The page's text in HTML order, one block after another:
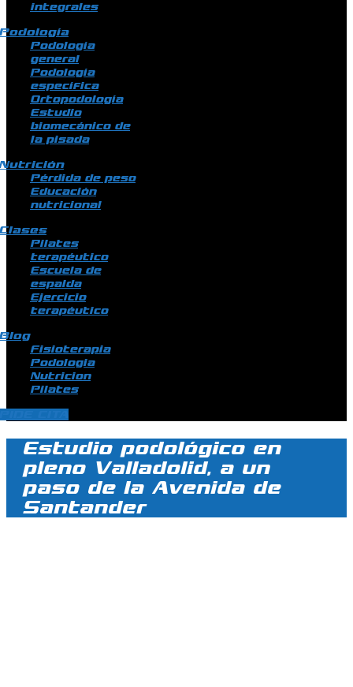
integrales
Podología
general
Podología
específica
Ortopodología
Estudio
biomecánico de
la pisada
Pérdida de peso
Educación
nutricional
Pilates
terapéutico
Escuela de
espalda
Ejercicio
terapéutico
Fisioterapia
Podologia
Nutricion
Pilates
Estudio podológico en
pleno Valladolid, a un
paso de la Avenida de
Santander